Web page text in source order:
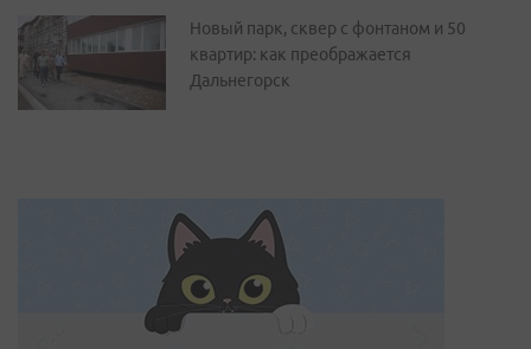
Новый парк, сквер с фонтаном и 50
квартир: как преображается
Дальнегорск